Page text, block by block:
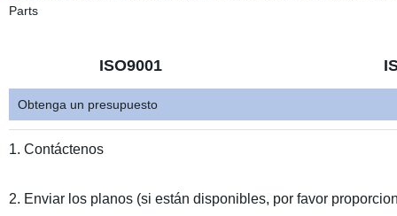
ISO9001
Obtenga un presupuesto
1. Contáctenos
2. Enviar los planos (si están disponibles, por favor